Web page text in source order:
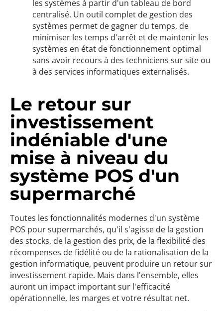
les systèmes à partir d'un tableau de bord
centralisé. Un outil complet de gestion des
systèmes permet de gagner du temps, de
minimiser les temps d'arrêt et de maintenir les
systèmes en état de fonctionnement optimal
sans avoir recours à des techniciens sur site ou
à des services informatiques externalisés.
Le retour sur
investissement
indéniable d'une
mise à niveau du
système POS d'un
supermarché
Toutes les fonctionnalités modernes d'un système
POS pour supermarchés, qu'il s'agisse de la gestion
des stocks, de la gestion des prix, de la flexibilité des
récompenses de fidélité ou de la rationalisation de la
gestion informatique, peuvent produire un retour sur
investissement rapide. Mais dans l'ensemble, elles
auront un impact important sur l'efficacité
opérationnelle, les marges et votre résultat net.